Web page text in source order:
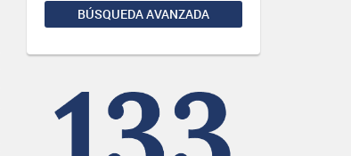
BÚSQUEDA AVANZADA